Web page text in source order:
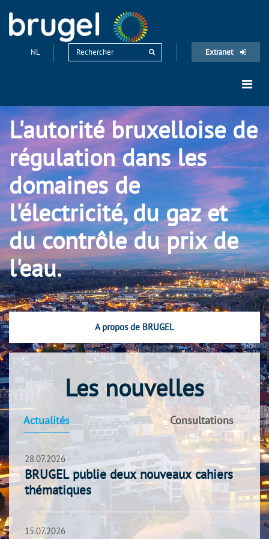
NL Extranet
L'autorité bruxelloise de
régulation dans les
domaines de
l'électricité, du gaz et
du contrôle du prix de
l'eau.
A propos de BRUGEL
Les nouvelles
Actualités Consultations
28.07.2026
BRUGEL publie deux nouveaux cahiers
thématiques
15.07.2026